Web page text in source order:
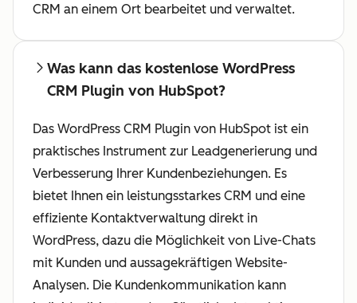
CRM an einem Ort bearbeitet und verwaltet.
Was kann das kostenlose WordPress
CRM Plugin von HubSpot?
Das WordPress CRM Plugin von HubSpot ist ein
praktisches Instrument zur Leadgenerierung und
Verbesserung Ihrer Kundenbeziehungen. Es
bietet Ihnen ein leistungsstarkes CRM und eine
effiziente Kontaktverwaltung direkt in
WordPress, dazu die Möglichkeit von Live-Chats
mit Kunden und aussagekräftigen Website-
Analysen. Die Kundenkommunikation kann